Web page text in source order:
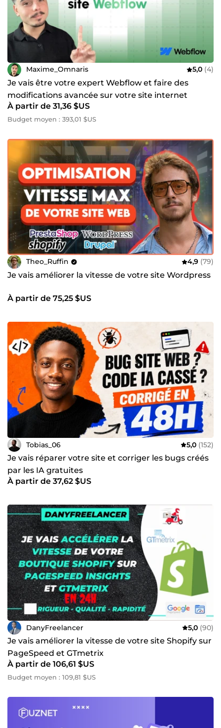
Maxime_Omnaris 5,0 (4)
Je vais être votre expert Webflow et faire des
modifications avancée sur votre site internet
À partir de 31,36 $US
Budget moyen : 393,01 $US
Theo_Ruffin 4,9 (79)
Je vais améliorer la vitesse de votre site Wordpress
À partir de 75,25 $US
Tobias_06 5,0 (152)
Je vais réparer votre site et corriger les bugs créés
par les IA gratuites
À partir de 37,62 $US
DanyFreelancer 5,0 (90)
Je vais améliorer la vitesse de votre site Shopify sur
PageSpeed et GTmetrix
À partir de 106,61 $US
Budget moyen : 109,81 $US